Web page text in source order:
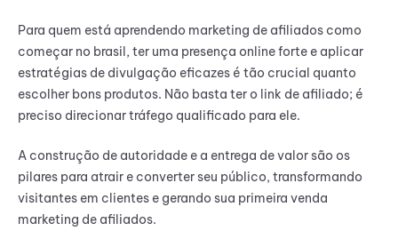
Para quem está aprendendo marketing de afiliados como
começar no brasil, ter uma presença online forte e aplicar
estratégias de divulgação eficazes é tão crucial quanto
escolher bons produtos. Não basta ter o link de afiliado; é
preciso direcionar tráfego qualificado para ele.
A construção de autoridade e a entrega de valor são os
pilares para atrair e converter seu público, transformando
visitantes em clientes e gerando sua primeira venda
marketing de afiliados.